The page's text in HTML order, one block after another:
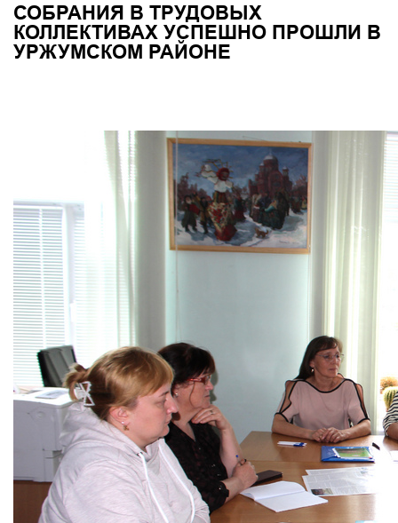
СОБРАНИЯ В ТРУДОВЫХ
КОЛЛЕКТИВАХ УСПЕШНО ПРОШЛИ В
УРЖУМСКОМ РАЙОНЕ